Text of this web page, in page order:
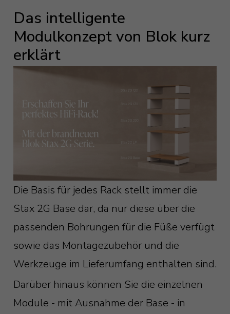
Das intelligente
Modulkonzept von Blok kurz
erklärt
Die Basis für jedes Rack stellt immer die
Stax 2G Base dar, da nur diese über die
passenden Bohrungen für die Füße verfügt
sowie das Montagezubehör und die
Werkzeuge im Lieferumfang enthalten sind.
Darüber hinaus können Sie die einzelnen
Module - mit Ausnahme der Base - in